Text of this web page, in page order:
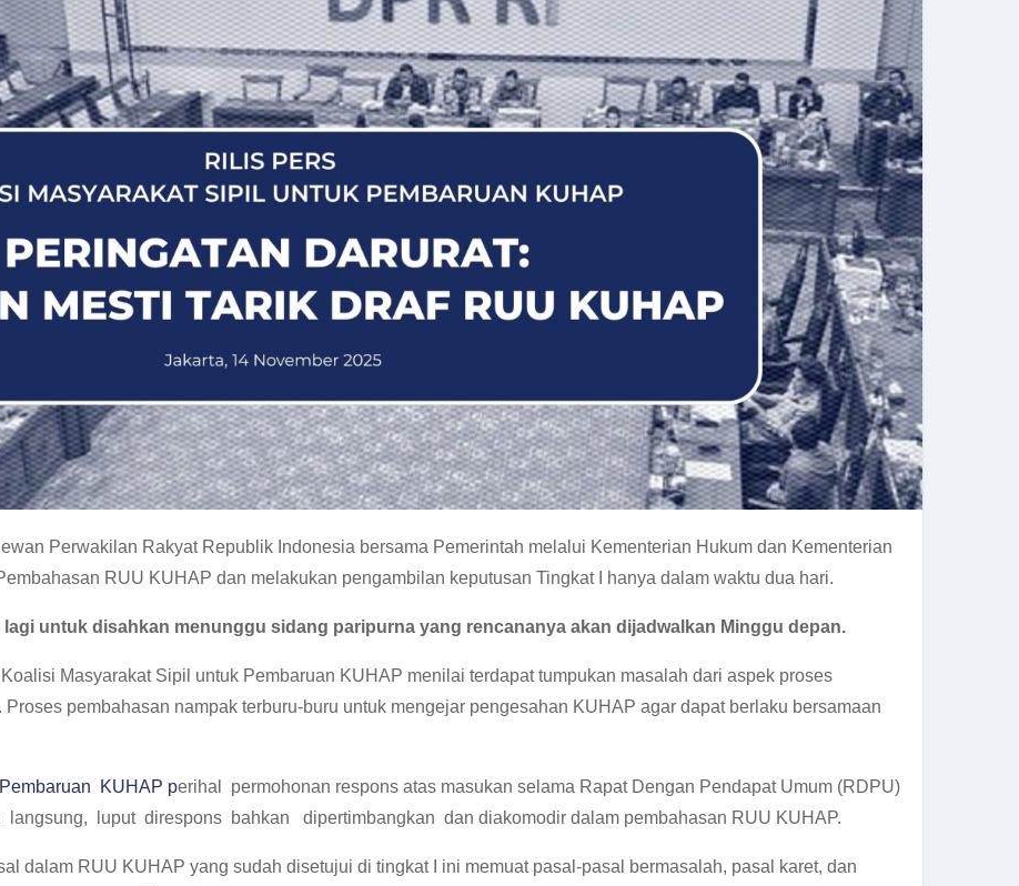
Perwakilan Rakyat Republik Indonesia bersama Pemerintah melalui Kementerian Hukum dan Kementerian
RUU KUHAP dan melakukan pengambilan keputusan Tingkat I hanya dalam waktu dua hari.
untuk disahkan menunggu sidang paripurna yang rencananya akan dijadwalkan Minggu depan.
Masyarakat Sipil untuk Pembaruan KUHAP menilai terdapat tumpukan masalah dari aspek proses
pembahasan nampak terburu-buru untuk mengejar pengesahan KUHAP agar dapat berlaku bersamaan
KUHAP perihal permohonan respons atas masukan selama Rapat Dengan Pendapat Umum (RDPU)
luput direspons bahkan dipertimbangkan dan diakomodir dalam pembahasan RUU KUHAP.
dalam RUU KUHAP yang sudah disetujui di tingkat I ini memuat pasal-pasal bermasalah, pasal karet, dan